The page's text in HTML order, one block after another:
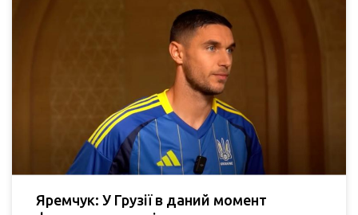
Яремчук: У Грузії в даний момент